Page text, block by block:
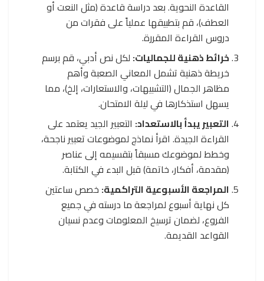
القاعدة النحوية. بعد دراسة قاعدة (مثل النعت أو
العطف)، قم بتطبيقها عملياً على فقرات من
دروس القراءة المقررة.
خرائط ذهنية للجماليات: لكل نص أدبي، قم برسم
خريطة ذهنية تشمل المعاني الصعبة وأهم
مظاهر الجمال (التشبيهات، والاستعارات، إلخ)، مما
يسهل استذكارها في ليلة الامتحان.
التعبير يبدأ بالاستعداد: التعبير الجيد يعتمد على
القراءة الجيدة. اقرأ نماذج لموضوعات تعبير ناجحة،
وخطط لموضوعك مسبقاً بتقسيمه إلى عناصر
(مقدمة، أفكار، خاتمة) قبل البدء في الكتابة.
المراجعة الأسبوعية التراكمية: خصص ساعتين
كل نهاية أسبوع لمراجعة ما درسته في جميع
الفروع، لضمان ترسيخ المعلومات وعدم نسيان
القواعد القديمة.